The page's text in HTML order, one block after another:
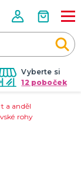
Vyberte si
12 poboček
a anděl
rohy